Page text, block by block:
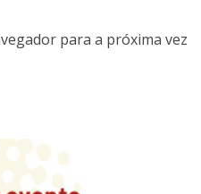
para a próxima vez